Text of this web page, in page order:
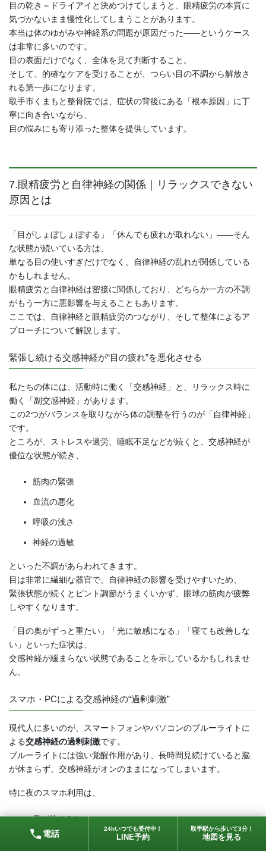
目の乾き＝ドライアイと決めつけてしまうと、眼精疲労の本質に
気づかないまま慢性化してしまうことがあります。
本当は体のゆがみや神経系の問題が原因だった――というケース
は非常に多いのです。
目の表面だけでなく、全体を見て判断すること。
そして、的確なケアを受けることが、つらい目の不調から解放さ
れる第一歩になります。
取手市くまもと整骨院では、症状の背後にある「根本原因」に丁
寧に向き合いながら、
目の悩みにも寄り添った整体を提供しています。
7.眼精疲労と自律神経の関係｜リラックスできない
原因とは
「目がしょぼしょぼする」「休んでも疲れが取れない」――そん
な状態が続いている方は、
単なる目の使いすぎだけでなく、自律神経の乱れが関係している
かもしれません。
眼精疲労と自律神経は密接に関係しており、どちらか一方の不調
がもう一方に悪影響を与えることもあります。
ここでは、自律神経と眼精疲労のつながり、そして整体によるア
プローチについて解説します。
緊張し続ける交感神経が“目の疲れ”を悪化させる
私たちの体には、活動時に働く「交感神経」と、リラックス時に
働く「副交感神経」があります。
この2つがバランスを取りながら体の調整を行うのが「自律神経」
です。
ところが、ストレスや過労、睡眠不足などが続くと、交感神経が
優位な状態が続き、
筋肉の緊張
血流の悪化
呼吸の浅さ
神経の過敏
といった不調があらわれてきます。
目は非常に繊細な器官で、自律神経の影響を受けやすいため、
緊張状態が続くとピント調節がうまくいかず、眼球の筋肉が疲弊
しやすくなります。
「目の奥がずっと重たい」「光に敏感になる」「寝ても改善しな
い」といった症状は、
交感神経が緩まらない状態であることを示しているかもしれませ
ん。
スマホ・PCによる交感神経の“過剰刺激”
現代人に多いのが、スマートフォンやパソコンのブルーライトに
よる交感神経の過剰刺激です。
ブルーライトには強い覚醒作用があり、長時間見続けていると脳
が休まらず、交感神経がオンのままになってしまいます。
特に夜のスマホ利用は、
目が休まらない
寝つきが悪くなる
電話 24hいつでも受付中！
LINE予約
取手駅から歩いて3分！
地図を見る